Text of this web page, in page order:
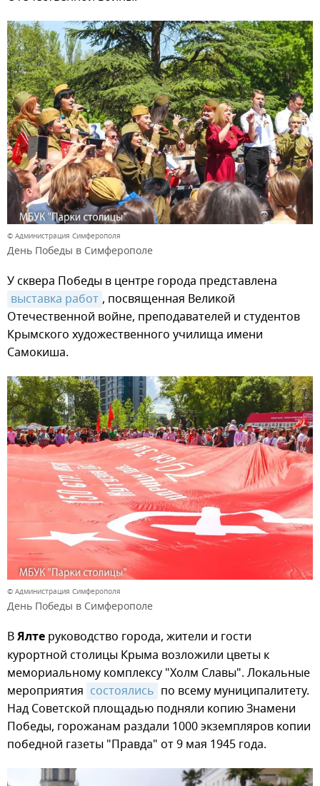
© Администрация Симферополя
День Победы в Симферополе
У сквера Победы в центре города представлена
выставка работ , посвященная Великой
Отечественной войне, преподавателей и студентов
Крымского художественного училища имени
Самокиша.
© Администрация Симферополя
День Победы в Симферополе
ВЯлте руководство города, жители и гости
курортной столицы Крыма возложили цветы к
мемориальному комплексу "Холм Славы". Локальные
мероприятия состоялись по всему муниципалитету.
Над Советской площадью подняли копию Знамени
Победы, горожанам раздали 1000 экземпляров копии
победной газеты "Правда" от 9 мая 1945 года.